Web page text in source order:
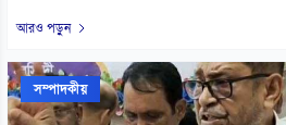
আরও পড়ুন
সম্পাদকীয়